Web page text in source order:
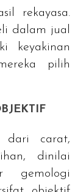
rekayasa.
dalam jual
keyakinan
pilih
dari carat,
dinilai
gemologi